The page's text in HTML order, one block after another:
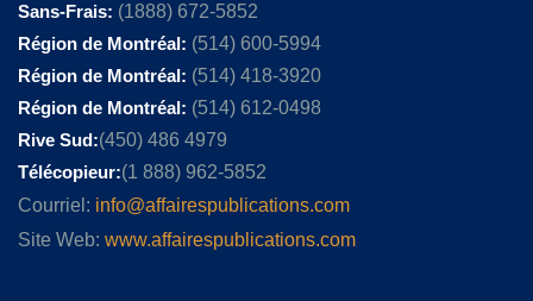
Sans-Frais: (1888) 672-5852
Région de Montréal: (514) 600-5994
Région de Montréal: (514) 418-3920
Région de Montréal: (514) 612-0498
Rive Sud:(450) 486 4979
Télécopieur:(1 888) 962-5852
Courriel: info@affairespublications.com
Site Web: www.affairespublications.com